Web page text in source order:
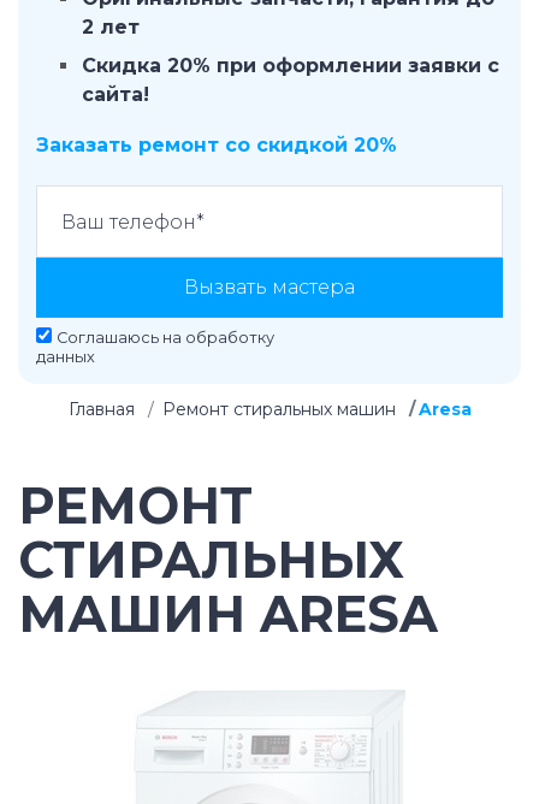
2 лет
Скидка 20% при оформлении заявки с
сайта!
Заказать ремонт со скидкой 20%
Вызвать мастера
Соглашаюсь на обработку
данных
Главная Ремонт стиральных машин Aresa
РЕМОНТ
СТИРАЛЬНЫХ
МАШИН ARESA